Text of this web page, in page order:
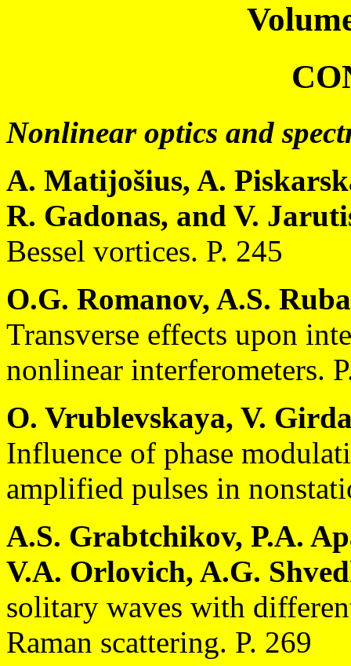
Nonlinear optics and
A. Matijošius, A.
R. Gadonas, and V.
Bessel vortices. P. 245
O.G. Romanov, A.S.
Transverse effects upon
nonlinear interferometers.
O. Vrublevskaya, V.
Influence of phase
amplified pulses in
A.S. Grabtchikov, P.A.
V.A. Orlovich, A.G.
solitary waves with
Raman scattering. P. 269